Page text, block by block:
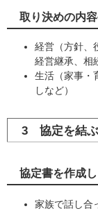
取り決めの内
経営（方針、
経営継承、相
生活（家事・
しなど）
3 協定を結ぶ
協定書を作成し
家族で話し合